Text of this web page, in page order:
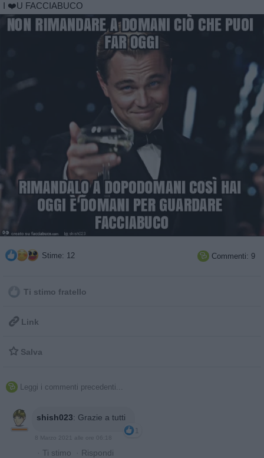
I ❤️U FACCIABUCO
Stime: 12  Commenti: 9
Ti stimo fratello
 Link
 Salva
 Leggi i commenti precedenti...
shish023: Grazie a tutti
1
8 Marzo 2021 alle ore 06:18
· Ti stimo · Rispondi